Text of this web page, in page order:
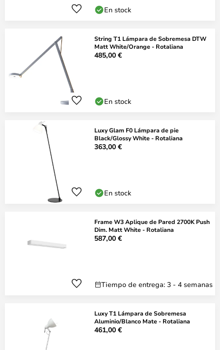
En stock
String T1 Lámpara de Sobremesa DTW
Matt White/Orange - Rotaliana
485,00 €
En stock
Luxy Glam F0 Lámpara de pie
Black/Glossy White - Rotaliana
363,00 €
En stock
Frame W3 Aplique de Pared 2700K Push
Dim. Matt White - Rotaliana
587,00 €
Tiempo de entrega: 3 - 4 semanas
Luxy T1 Lámpara de Sobremesa
Aluminio/Blanco Mate - Rotaliana
461,00 €